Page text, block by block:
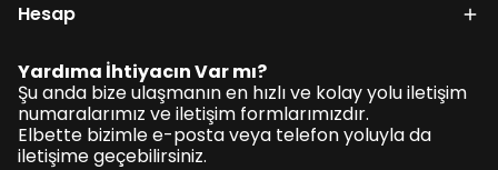
Hesap
Yardıma İhtiyacın Var mı?
Şu anda bize ulaşmanın en hızlı ve kolay yolu iletişim
numaralarımız ve iletişim formlarımızdır.
Elbette bizimle e-posta veya telefon yoluyla da
iletişime geçebilirsiniz.